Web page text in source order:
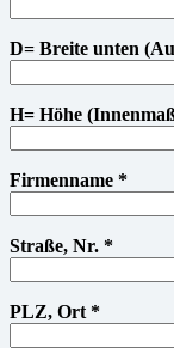
D= Breite unten
H= Höhe
Firmenname *
Straße, Nr. *
PLZ, Ort *